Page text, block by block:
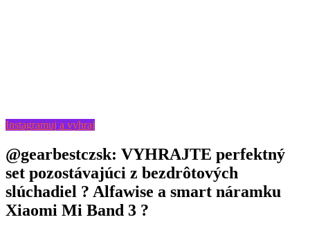
Instagramuj a vyhraj
@gearbestczsk: VYHRAJTE perfektný
set pozostávajúci z bezdrôtových
slúchadiel ? Alfawise a smart náramku
Xiaomi Mi Band 3 ?